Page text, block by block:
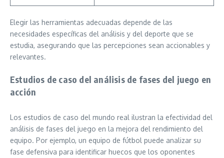
Elegir las herramientas adecuadas depende de las
necesidades específicas del análisis y del deporte que se
estudia, asegurando que las percepciones sean accionables y
relevantes.
Estudios de caso del análisis de fases del juego en
acción
Los estudios de caso del mundo real ilustran la efectividad del
análisis de fases del juego en la mejora del rendimiento del
equipo. Por ejemplo, un equipo de fútbol puede analizar su
fase defensiva para identificar huecos que los oponentes